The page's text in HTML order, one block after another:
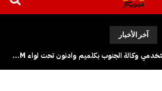
آخر الأخبار
تجديد المكتب الجهوي لأطر ومستخدمي وكالة الجنوب بكلميم وادنون تحت لواء UGTM